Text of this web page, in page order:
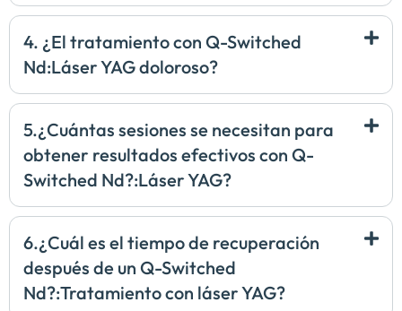
4. ¿El tratamiento con Q-Switched
Nd:Láser YAG doloroso?
5.¿Cuántas sesiones se necesitan para
obtener resultados efectivos con Q-
Switched Nd?:Láser YAG?
6.¿Cuál es el tiempo de recuperación
después de un Q-Switched
Nd?:Tratamiento con láser YAG?